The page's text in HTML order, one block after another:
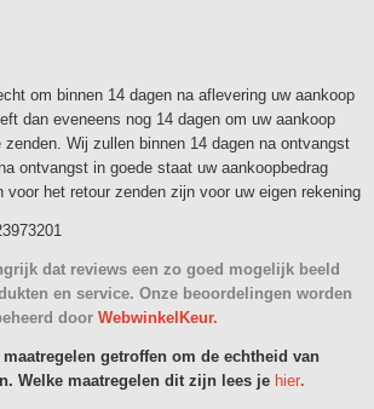
om binnen 14 dagen na aflevering uw aankoop
dan eveneens nog 14 dagen om uw aankoop
Wij zullen binnen 14 dagen na ontvangst
ontvangst in goede staat uw aankoopbedrag
voor het retour zenden zijn voor uw eigen rekening
dat reviews een zo goed mogelijk beeld
en service. Onze beoordelingen worden
door WebwinkelKeur.
getroffen om de echtheid van
Welke maatregelen dit zijn lees je hier.